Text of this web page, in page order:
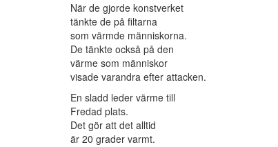
När de gjorde konstverket
tänkte de på filtarna
som värmde människorna.
De tänkte också på den
värme som människor
visade varandra efter attacken.
En sladd leder värme till
Fredad plats.
Det gör att det alltid
är 20 grader varmt.